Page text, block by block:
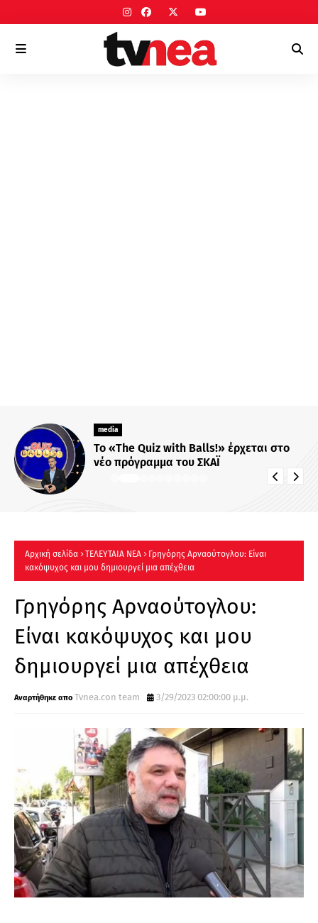
media
Το «The Quiz with Balls!» έρχεται στο
νέο πρόγραμμα του ΣΚΑΪ
Αρχική σελίδα ΤΕΛΕΥΤΑΙΑ ΝΕΑ
Γρηγόρης Αρναούτογλου: Είναι
κακόψυχος και μου δημιουργεί μια απέχθεια
Γρηγόρης Αρναούτογλου:
Είναι κακόψυχος και μου
δημιουργεί μια απέχθεια
Tvnea.con team 3/29/2023 02:00:00 μ.μ.